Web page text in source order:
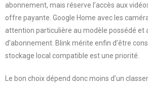
abonnement, mais réserve l’accès aux
offre payante. Google Home avec les
attention particulière au modèle possédé et
d’abonnement. Blink mérite enfin d’être
stockage local compatible est une priorité.
Le bon choix dépend donc moins d’un